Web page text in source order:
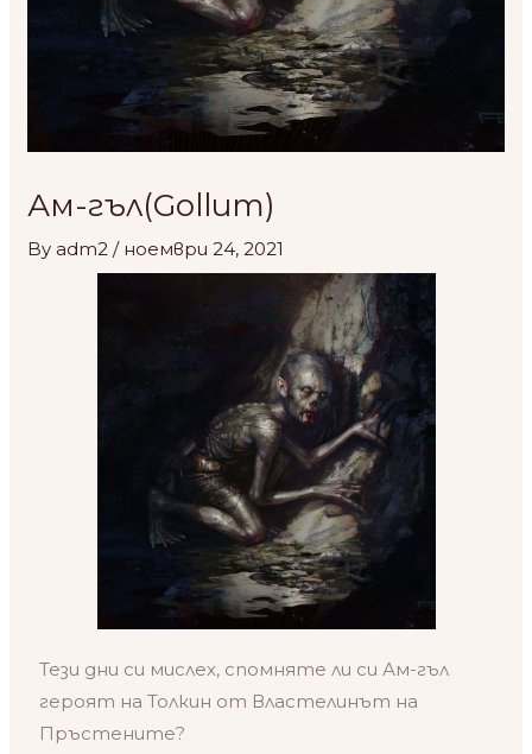
Ам-гъл(Gollum)
By adm2/ ноември 24, 2021
Тези дни си мислех, спомняте ли си Ам-гъл
героят на Толкин от Властелинът на
Пръстените?